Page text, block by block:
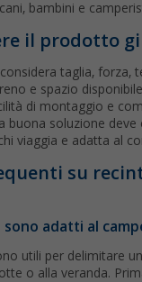
bambini e
il prodotto
considera taglia, forza,
e spazio
di montaggio e
buona soluzione
viaggia e adatta al
su
adatti al
utili per delimitare
o alla veranda.